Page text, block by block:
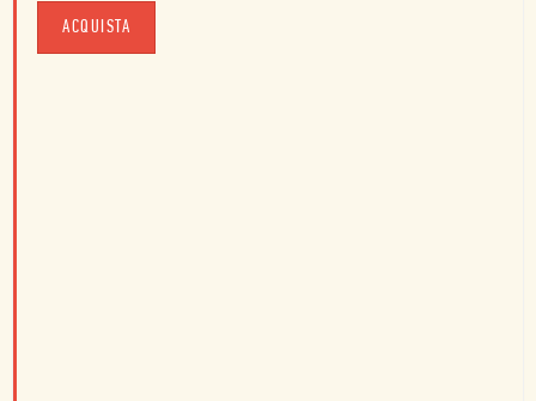
ACQUISTA